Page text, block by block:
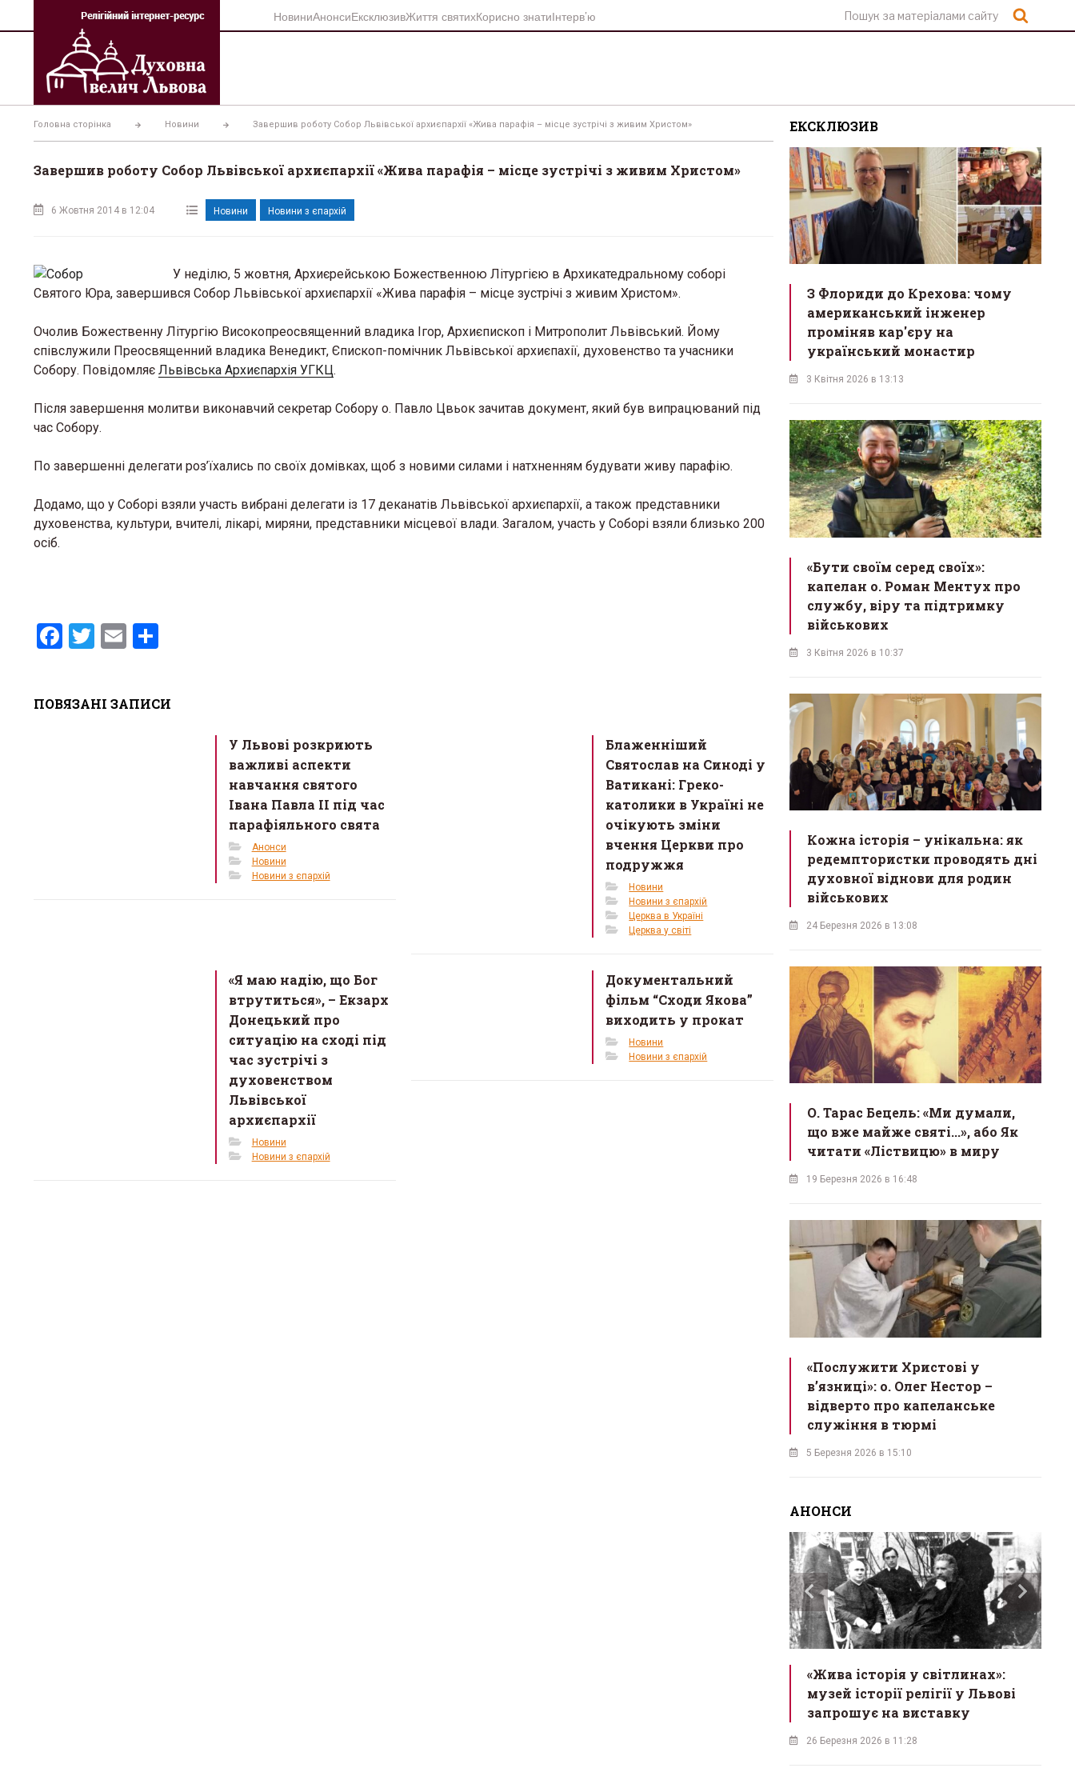
вмісту
НовиниАнонсиЕксклюзивЖиття святихКорисно знатиІнтерв’ю
Головна сторінка Новини Завершив роботу Собор Львівської архиєпархії «Жива парафія – місце зустрічі з живим Христом»
Завершив роботу Собор Львівської архиєпархії «Жива парафія – місце зустрічі з живим Христом»
6 Жовтня 2014 в 12:04 Новини Новини з єпархій
У неділю, 5 жовтня, Архиєрейською Божественною Літургією в Архикатедральному соборі
Святого Юра, завершився Собор Львівської архиєпархії «Жива парафія – місце зустрічі з живим Христом».
Очолив Божественну Літургію Високопреосвященний владика Ігор, Архиєпископ і Митрополит Львівський. Йому
співслужили Преосвященний владика Венедикт, Єпископ-помічник Львівської архиєпахії, духовенство та учасники
Собору. Повідомляє Львівська Архиєпархія УГКЦ.
Після завершення молитви виконавчий секретар Собору о. Павло Цвьок зачитав документ, який був випрацюваний під
час Собору.
По завершенні делегати роз’їхались по своїх домівках, щоб з новими силами і натхненням будувати живу парафію.
Додамо, що у Соборі взяли участь вибрані делегати із 17 деканатів Львівської архиєпархії, а також представники
духовенства, культури, вчителі, лікарі, миряни, представники місцевої влади. Загалом, участь у Соборі взяли близько 200
осіб.
F
b
T
er
E
e
ПОВЯЗАНІ ЗАПИСИ
У Львові розкриють
важливі аспекти
навчання святого
Івана Павла ІІ під час
парафіяльного свята
Анонси
Новини
Новини з єпархій
Блаженніший
Святослав на Синоді у
Ватикані: Греко-
католики в Україні не
очікують зміни
вчення Церкви про
подружжя
Новини
Новини з єпархій
Церква в Україні
Церква у світі
«Я маю надію, що Бог
втрутиться», – Екзарх
Донецький про
ситуацію на сході під
час зустрічі з
духовенством
Львівської
архиєпархії
Новини
Новини з єпархій
Документальний
фільм “Сходи Якова”
виходить у прокат
Новини
Новини з єпархій
ЕКСКЛЮЗИВ
З Флориди до Крехова: чому
американський інженер
проміняв кар'єру на
український монастир
3 Квітня 2026 в 13:13
«Бути своїм серед своїх»:
капелан о. Роман Ментух про
службу, віру та підтримку
військових
3 Квітня 2026 в 10:37
Кожна історія – унікальна: як
редемптористки проводять дні
духовної віднови для родин
військових
24 Березня 2026 в 13:08
О. Тарас Бецель: «Ми думали,
що вже майже святі...», або Як
читати «Ліствицю» в миру
19 Березня 2026 в 16:48
«Послужити Христові у
вʼязниці»: о. Олег Нестор –
відверто про капеланське
служіння в тюрмі
5 Березня 2026 в 15:10
АНОНСИ
«Жива історія у світлинах»:
музей історії релігії у Львові
запрошує на виставку
26 Березня 2026 в 11:28